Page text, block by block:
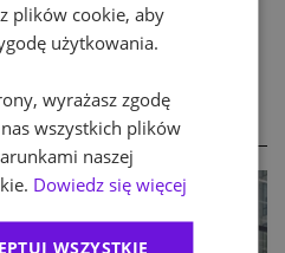
plików cookie, aby
użytkowania.
wyrażasz zgodę
wszystkich plików
naszej
Dowiedz się więcej
WSZYSTKIE